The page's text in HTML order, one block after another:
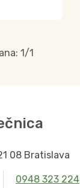
1/1
08 Bratislava
0948 323 224